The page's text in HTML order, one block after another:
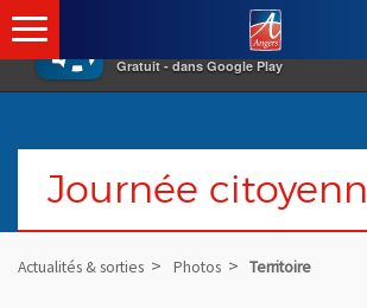
×
Gratuit - dans Google Play
Journée
Actualités & sorties Photos Territoire